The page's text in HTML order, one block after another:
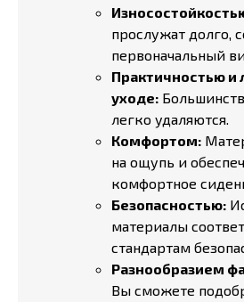
прослужат долго,
первоначальный
Практичностью и
уходе:
легко удаляются.
Комфортом:
на ощупь и
комфортное
Безопасностью:
материалы
стандартам
Разнообразием
Вы сможете